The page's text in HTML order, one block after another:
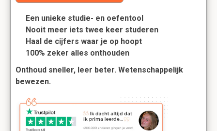
Een unieke studie- en oefentool
Nooit meer iets twee keer studeren
Haal de cijfers waar je op hoopt
100% zeker alles onthouden
Onthoud sneller, leer beter. Wetenschappelijk
bewezen.